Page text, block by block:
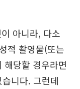
아니라, 다소
적 촬영물(또는
해당할 경우라면
니다. 그런데